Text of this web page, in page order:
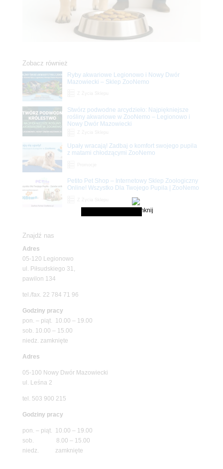
Zobacz również
Ryby akwariowe Legionowo i Nowy Dwór
Mazowiecki – Sklep ZooNemo
Stwórz podwodne arcydzieło: Najpiękniejsze
rośliny akwariowe w ZooNemo – Legionowo i
Nowy Dwór Mazowiecki
Upały wracają! Zadbaj o komfort swojego pupila
z matami chłodzącymi ZooNemo
Petito Pet Shop – Internetowy Sklep Zoologiczny
Online! Wszystko Dla Twojego Pupila | ZooNemo
Znajdź nas
Adres
05-120 Legionowo
ul. Piłsudskiego 31,
pawilon 134
tel./fax. 22 784 71 96
Godziny pracy
pon. – piąt. 10.00 – 19.00
sob. 10.00 – 15.00
niedz. zamknięte
Adres
05-100 Nowy Dwór Mazowiecki
ul. Leśna 2
tel. 503 900 215
Godziny pracy
pon. – piąt. 10.00 – 19.00
sob. 8.00 – 15.00
niedz. zamknięte